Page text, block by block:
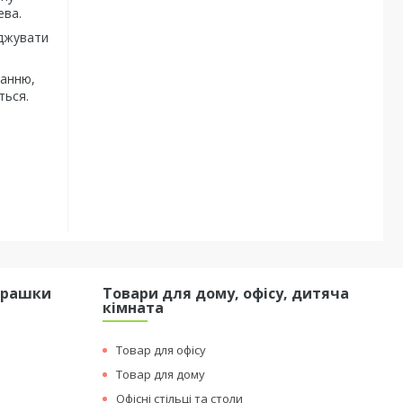
Товари для дому, офісу, дитяча
кімната
Товар для офісу
Товар для дому
Офісні стільці та столи